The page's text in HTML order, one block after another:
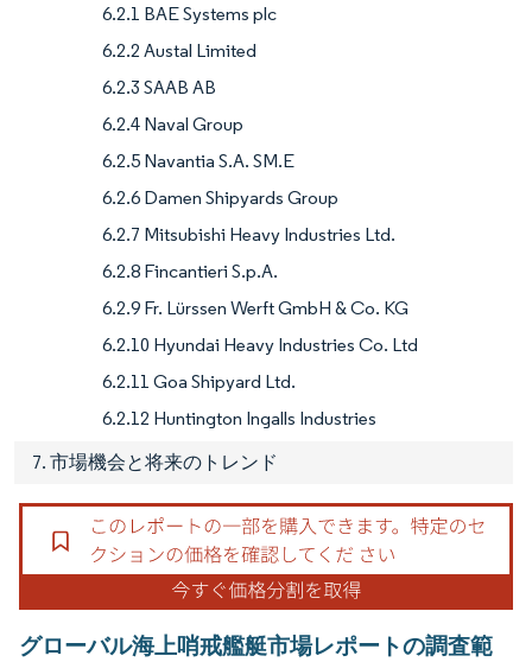
6.2.1 BAE Systems plc
6.2.2 Austal Limited
6.2.3 SAAB AB
6.2.4 Naval Group
6.2.5 Navantia S.A. SM.E
6.2.6 Damen Shipyards Group
6.2.7 Mitsubishi Heavy Industries Ltd.
6.2.8 Fincantieri S.p.A.
6.2.9 Fr. Lürssen Werft GmbH & Co. KG
6.2.10 Hyundai Heavy Industries Co. Ltd
6.2.11 Goa Shipyard Ltd.
6.2.12 Huntington Ingalls Industries
7. 市場機会と将来のトレンド
グローバル海上哨戒艦艇市場レポートの調査範